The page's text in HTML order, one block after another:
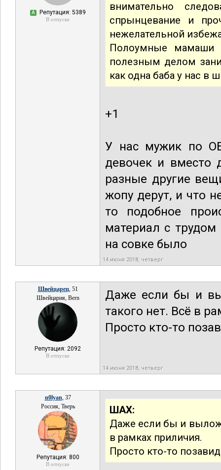
А Репутация: 5389
В отпуске
внимательно
спрынцевание и
нежелательной
Полоумные мамаши
полезным делом
как одна баба у нас в
+1
У нас мужик по
девочек и вместо
разные другие
жопу дерут, и что
то подобное
материал с
на совке было
14 июня 2018, четверг
Швейцарец, 51
Швейцария, Bern
Репутация: 2092
В отпуске
Даже если бы и
такого нет. Всё в
Просто кто-то
14 июня 2018, четверг
n0lyan, 37
Россия, Тверь
Репутация: 800
В отпуске
ШАХ:
Даже если бы и
в рамках приличия.
Просто кто-то